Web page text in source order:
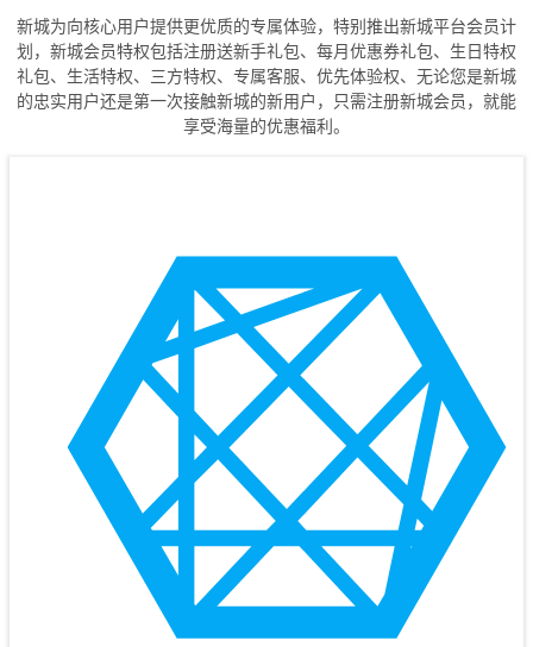
新城为向核心用户提供更优质的专属体验，特别推出新城平台会员计
划，新城会员特权包括注册送新手礼包、每月优惠券礼包、生日特权
礼包、生活特权、三方特权、专属客服、优先体验权、无论您是新城
的忠实用户还是第一次接触新城的新用户，只需注册新城会员，就能
享受海量的优惠福利。